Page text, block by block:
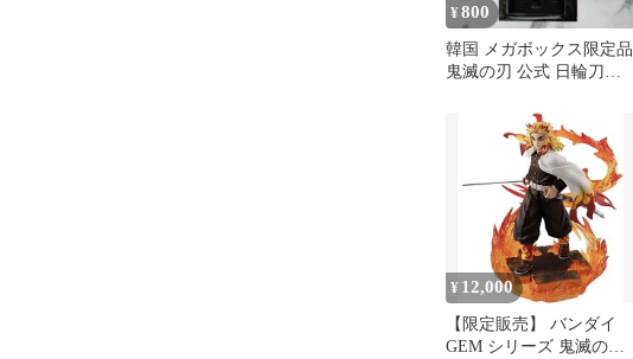
¥800
韓国 メガボックス限定品
鬼滅の刃 公式 日輪刀キ
¥ 12,000
【限定販売】 バンダイ
GEM シリーズ 鬼滅の刃